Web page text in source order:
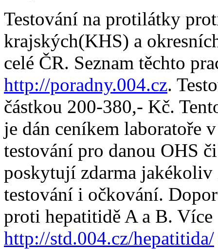
Testování na protilátky
krajských(KHS) a
celé ČR. Seznam těchto
http://poradny.004.cz.
částkou 200-380,- Kč.
je dán ceníkem laboratoře
testování pro danou OHS
poskytují zdarma
testování i očkování.
proti hepatitidě A a B. Více
http://std.004.cz/hepatitida/